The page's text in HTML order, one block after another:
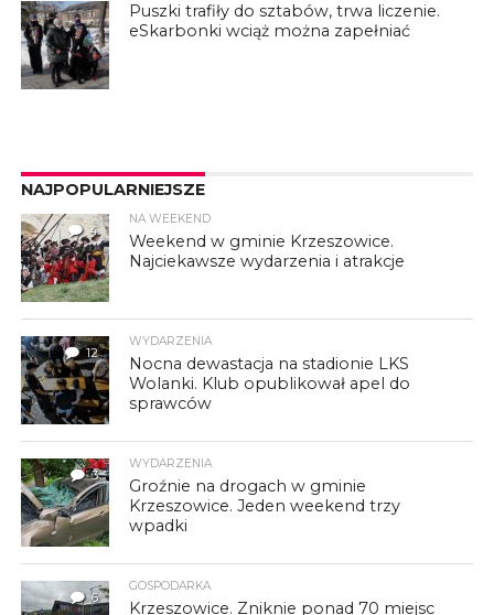
Puszki trafiły do sztabów, trwa liczenie.
eSkarbonki wciąż można zapełniać
NAJPOPULARNIEJSZE
4
NA WEEKEND
Weekend w gminie Krzeszowice.
Najciekawsze wydarzenia i atrakcje
12
WYDARZENIA
Nocna dewastacja na stadionie LKS
Wolanki. Klub opublikował apel do
sprawców
3
WYDARZENIA
Groźnie na drogach w gminie
Krzeszowice. Jeden weekend trzy
wpadki
6
GOSPODARKA
Krzeszowice. Zniknie ponad 70 miejsc